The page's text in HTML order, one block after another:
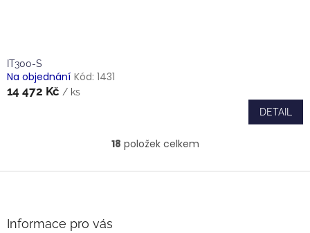
IT300-S
Na objednání Kód: 1431
14 472 Kč / ks
DETAIL
O
l
18 položek celkem
Informace pro vás